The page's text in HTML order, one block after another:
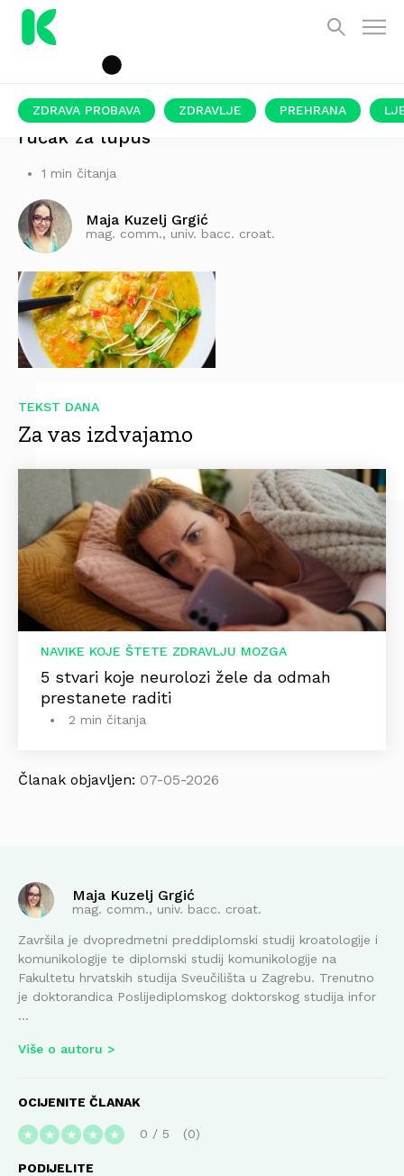
ZDRAVA PROBAVA ZDRAVLJE PREHRANA
ručak za lupus
1 min čitanja
Maja Kuzelj Grgić
mag. comm., univ. bacc. croat.
TEKST DANA
Za vas izdvajamo
NAVIKE KOJE ŠTETE ZDRAVLJU MOZGA
5 stvari koje neurolozi žele da odmah
prestanete raditi
2 min čitanja
Članak objavljen: 07-05-2026
Maja Kuzelj Grgić
mag. comm., univ. bacc. croat.
Završila je dvopredmetni preddiplomski studij kroatologije i
komunikologije te diplomski studij komunikologije na
Fakultetu hrvatskih studija Sveučilišta u Zagrebu. Trenutno
je doktorandica Poslijediplomskog doktorskog studija infor
...
Više o autoru
OCIJENITE ČLANAK
★ ★ ★ ★ ★ 0 / 5 0
PODIJELITE